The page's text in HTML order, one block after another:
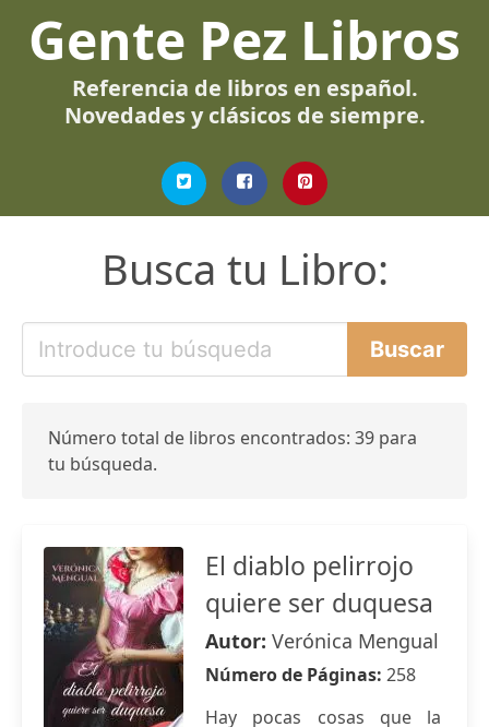
Gente Pez Libros
Referencia de libros en español.
Novedades y clásicos de siempre.
Busca tu Libro:
Número total de libros encontrados: 39 para
tu búsqueda.
El diablo pelirrojo
quiere ser duquesa
Autor: Verónica Mengual
Número de Páginas: 258
Hay pocas cosas que la